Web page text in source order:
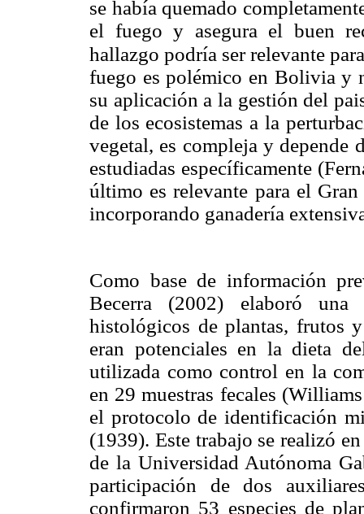
se había quemado
el fuego y asegura el buen
hallazgo podría ser relevante
fuego es polémico en Bolivia y
su aplicación a la gestión del
de los ecosistemas a la
vegetal, es compleja y depende
estudiadas específicamente
último es relevante para el
incorporando ganadería
Como base de información
Becerra (2002) elaboró
histológicos de plantas, frutos
eran potenciales en la dieta
utilizada como control en la
en 29 muestras fecales
el protocolo de identificación
(1939). Este trabajo se realizó
de la Universidad Autónoma
participación de dos
confirmaron 53 especies de